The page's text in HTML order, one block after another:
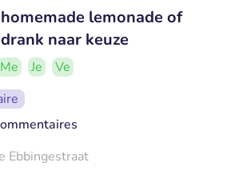
lemonade of
naar keuze
Me Je
Ve
Ebbingestraat